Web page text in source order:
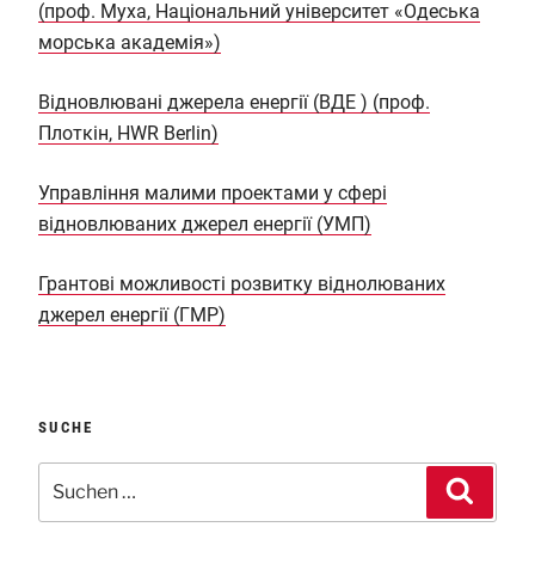
(проф. Муха, Національний університет «Одеська
морська академія»)
Відновлювані джерела енергії (ВДЕ ) (проф.
Плоткін, HWR Berlin)
Управління малими проектами у сфері
відновлюваних джерел енергії (УМП)
Грантові можливості розвитку віднолюваних
джерел енергії (ГМР)
SUCHE
nach: